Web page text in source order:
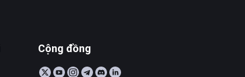
Cộng đồng